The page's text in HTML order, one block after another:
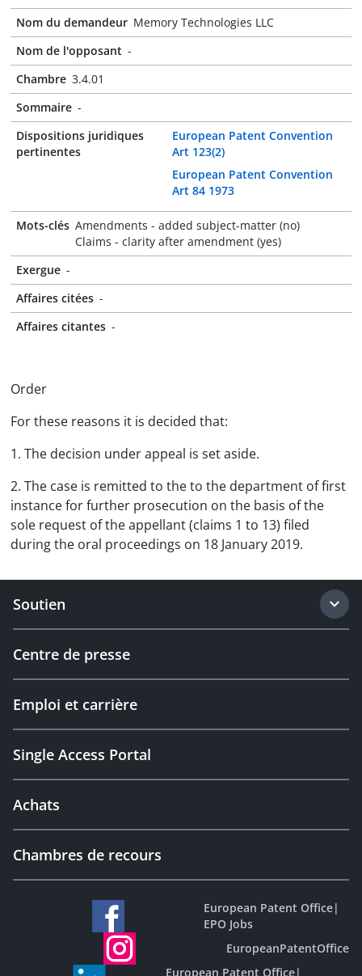
Nom du demandeur Memory Technologies LLC
Nom de l'opposant -
Chambre 3.4.01
Sommaire -
Dispositions juridiques
pertinentes
European Patent Convention
Art 123(2)
European Patent Convention
Art 84 1973
Mots-clés Amendments - added subject-matter (no)
Claims - clarity after amendment (yes)
Exergue -
Affaires citées -
Affaires citantes -
Order
For these reasons it is decided that:
1. The decision under appeal is set aside.
2. The case is remitted to the to the department of first
instance for further prosecution on the basis of the
sole request of the appellant (claims 1 to 13) filed
during the oral proceedings on 18 January 2019.
Soutien
Centre de presse
Emploi et carrière
Single Access Portal
Achats
Chambres de recours
European Patent Office|
EPO Jobs
EuropeanPatentOffice
European Patent Office|